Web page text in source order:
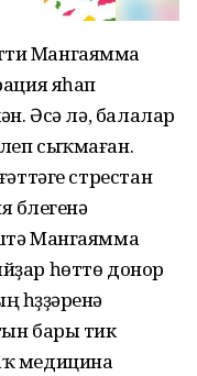
Мангаямма
яһап
Әсә лә, балалар
сыҡмаған.
стрестан
Мангаямма
һөттө донор
һүҙҙәренә
бары тик
медицина